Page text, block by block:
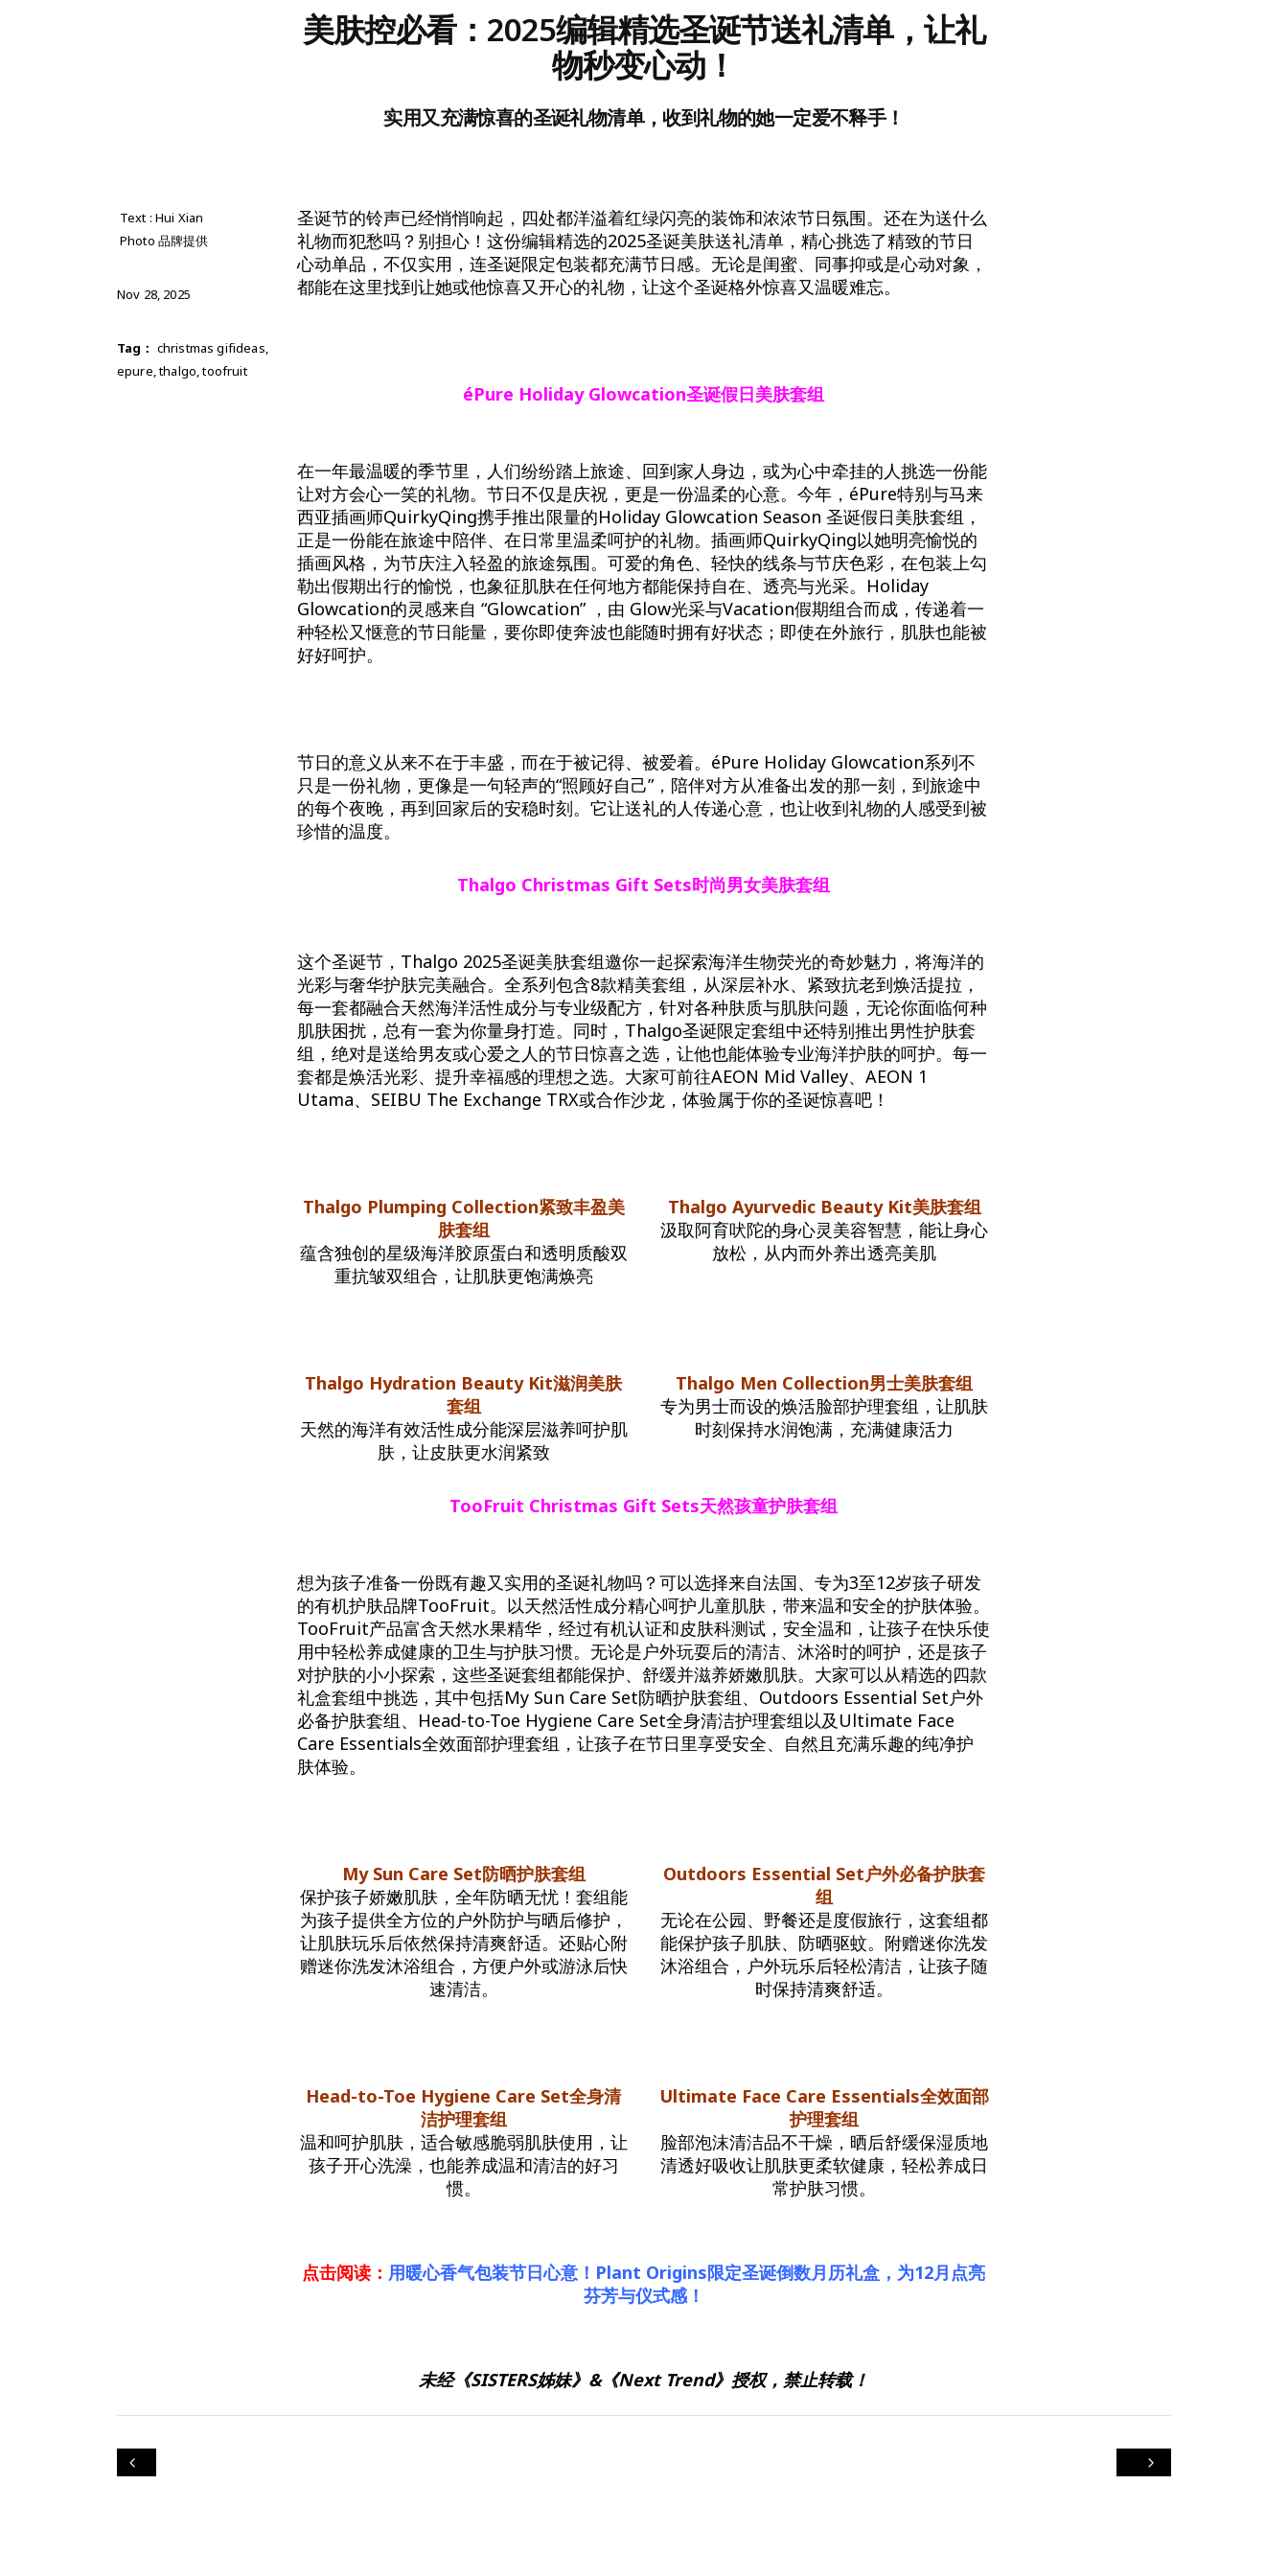
美肤控必看：2025编辑精选圣诞节送礼清单，让礼
物秒变心动！
实用又充满惊喜的圣诞礼物清单，收到礼物的她一定爱不释手！
Text : Hui Xian
Photo 品牌提供
Nov 28, 2025
Tag： christmas gifideas
epure ,thalgo ,toofruit
圣诞节的铃声已经悄悄响起，四处都洋溢着红绿闪亮的装饰和浓浓节日氛围。还在为送什么
礼物而犯愁吗？别担心！这份编辑精选的2025圣诞美肤送礼清单，精心挑选了精致的节日
心动单品，不仅实用，连圣诞限定包装都充满节日感。无论是闺蜜、同事抑或是心动对象，
都能在这里找到让她或他惊喜又开心的礼物，让这个圣诞格外惊喜又温暖难忘。
éPure Holiday Glowcation圣诞假日美肤套组
在一年最温暖的季节里，人们纷纷踏上旅途、回到家人身边，或为心中牵挂的人挑选一份能
让对方会心一笑的礼物。节日不仅是庆祝，更是一份温柔的心意。今年，éPure特别与马来
西亚插画师QuirkyQing携手推出限量的Holiday Glowcation Season 圣诞假日美肤套组，
正是一份能在旅途中陪伴、在日常里温柔呵护的礼物。插画师QuirkyQing以她明亮愉悦的
插画风格，为节庆注入轻盈的旅途氛围。可爱的角色、轻快的线条与节庆色彩，在包装上勾
勒出假期出行的愉悦，也象征肌肤在任何地方都能保持自在、透亮与光采。Holiday
Glowcation的灵感来自 “Glowcation” ，由 Glow光采与Vacation假期组合而成，传递着一
种轻松又惬意的节日能量，要你即使奔波也能随时拥有好状态；即使在外旅行，肌肤也能被
好好呵护。
节日的意义从来不在于丰盛，而在于被记得、被爱着。éPure Holiday Glowcation系列不
只是一份礼物，更像是一句轻声的“照顾好自己”，陪伴对方从准备出发的那一刻，到旅途中
的每个夜晚，再到回家后的安稳时刻。它让送礼的人传递心意，也让收到礼物的人感受到被
珍惜的温度。
Thalgo Christmas Gift Sets时尚男女美肤套组
这个圣诞节，Thalgo 2025圣诞美肤套组邀你一起探索海洋生物荧光的奇妙魅力，将海洋的
光彩与奢华护肤完美融合。全系列包含8款精美套组，从深层补水、紧致抗老到焕活提拉，
每一套都融合天然海洋活性成分与专业级配方，针对各种肤质与肌肤问题，无论你面临何种
肌肤困扰，总有一套为你量身打造。同时，Thalgo圣诞限定套组中还特别推出男性护肤套
组，绝对是送给男友或心爱之人的节日惊喜之选，让他也能体验专业海洋护肤的呵护。每一
套都是焕活光彩、提升幸福感的理想之选。大家可前往AEON Mid Valley、AEON 1
Utama、SEIBU The Exchange TRX或合作沙龙，体验属于你的圣诞惊喜吧！
Thalgo Plumping Collection紧致丰盈美
肤套组
蕴含独创的星级海洋胶原蛋白和透明质酸双
重抗皱双组合，让肌肤更饱满焕亮
Thalgo Ayurvedic Beauty Kit美肤套组
汲取阿育吠陀的身心灵美容智慧，能让身心
放松，从内而外养出透亮美肌
Thalgo Hydration Beauty Kit滋润美肤
套组
天然的海洋有效活性成分能深层滋养呵护肌
肤，让皮肤更水润紧致
Thalgo Men Collection男士美肤套组
专为男士而设的焕活脸部护理套组，让肌肤
时刻保持水润饱满，充满健康活力
TooFruit Christmas Gift Sets天然孩童护肤套组
想为孩子准备一份既有趣又实用的圣诞礼物吗？可以选择来自法国、专为3至12岁孩子研发
的有机护肤品牌TooFruit。以天然活性成分精心呵护儿童肌肤，带来温和安全的护肤体验。
TooFruit产品富含天然水果精华，经过有机认证和皮肤科测试，安全温和，让孩子在快乐使
用中轻松养成健康的卫生与护肤习惯。无论是户外玩耍后的清洁、沐浴时的呵护，还是孩子
对护肤的小小探索，这些圣诞套组都能保护、舒缓并滋养娇嫩肌肤。大家可以从精选的四款
礼盒套组中挑选，其中包括My Sun Care Set防晒护肤套组、Outdoors Essential Set户外
必备护肤套组、Head-to-Toe Hygiene Care Set全身清洁护理套组以及Ultimate Face
Care Essentials全效面部护理套组，让孩子在节日里享受安全、自然且充满乐趣的纯净护
肤体验。
My Sun Care Set防晒护肤套组
保护孩子娇嫩肌肤，全年防晒无忧！套组能
为孩子提供全方位的户外防护与晒后修护，
让肌肤玩乐后依然保持清爽舒适。还贴心附
赠迷你洗发沐浴组合，方便户外或游泳后快
速清洁。
Outdoors Essential Set户外必备护肤套
组
无论在公园、野餐还是度假旅行，这套组都
能保护孩子肌肤、防晒驱蚊。附赠迷你洗发
沐浴组合，户外玩乐后轻松清洁，让孩子随
时保持清爽舒适。
Head-to-Toe Hygiene Care Set全身清
洁护理套组
温和呵护肌肤，适合敏感脆弱肌肤使用，让
孩子开心洗澡，也能养成温和清洁的好习
惯。
Ultimate Face Care Essentials全效面部
护理套组
脸部泡沫清洁品不干燥，晒后舒缓保湿质地
清透好吸收让肌肤更柔软健康，轻松养成日
常护肤习惯。
点击阅读： 用暖心香气包装节日心意！Plant Origins限定圣诞倒数月历礼盒，为12月点亮
芬芳与仪式感！
未经《SISTERS姊妹》&《Next Trend》授权，禁止转载！